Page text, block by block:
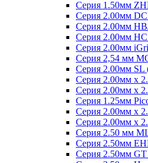
Серия 1.50мм
Серия 2.00мм
Серия 2.00мм
Серия 2.00мм
Серия 2.00мм
Серия 2,54 мм
Серия 2.00мм SL
Серия 2.00мм x
Серия 2.00мм x
Серия 1.25мм
Серия 2.00мм х
Серия 2.00мм х
Серия 2.50 мм
Серия 2.50мм
Серия 2.50мм